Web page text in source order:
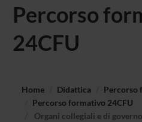
Percorso
24CFU
Home Didattica
Percorso
Percorso formativo 24CFU
Organi collegiali e di governo